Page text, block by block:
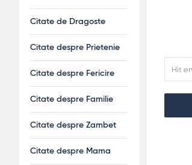
Citate de Dragoste
Citate despre Prietenie
Citate despre Fericire
Citate despre Familie
Citate despre Zambet
Citate despre Mama